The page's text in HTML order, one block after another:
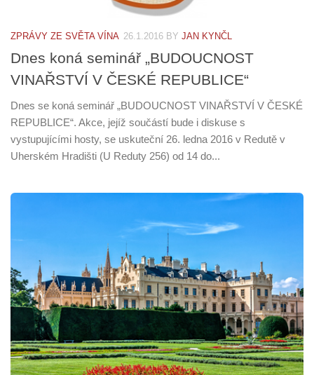
ZPRÁVY ZE SVĚTA VÍNA 26.1.2016 BY JAN KYNČL
Dnes koná seminář „BUDOUCNOST
VINAŘSTVÍ V ČESKÉ REPUBLICE“
Dnes se koná seminář „BUDOUCNOST VINAŘSTVÍ V ČESKÉ
REPUBLICE“. Akce, jejíž součástí bude i diskuse s
vystupujícími hosty, se uskuteční 26. ledna 2016 v Redutě v
Uherském Hradišti (U Reduty 256) od 14 do...